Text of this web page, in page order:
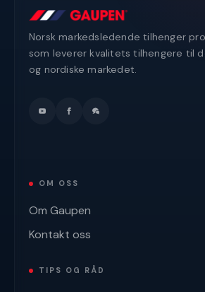
Norsk markedsledende tilhenger
som leverer kvalitets tilhengere til
og nordiske markedet.
OM OSS
Om Gaupen
Kontakt oss
TIPS OG RÅD